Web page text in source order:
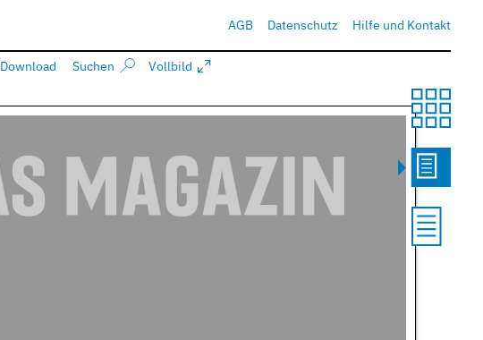
AGB Datenschutz Hilfe und Kontakt
Download Suchen Vollbild